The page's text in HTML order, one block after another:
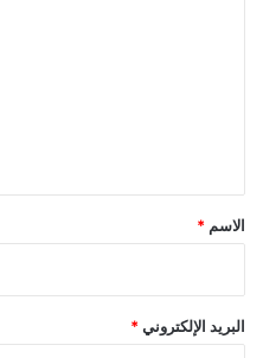
*
الاسم *
البريد الإلكتروني *